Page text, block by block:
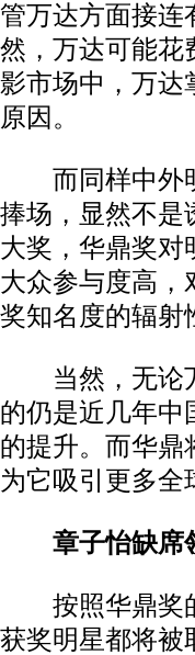
管万达方面接连
然，万达可能花
影市场中，万达
原因。
而同样中外明
捧场，显然不是
大奖，华鼎奖对
大众参与度高，
奖知名度的辐射
当然，无论万
的仍是近几年中
的提升。而华鼎
为它吸引更多全
章子怡缺席
按照华鼎奖的
获奖明星都将被